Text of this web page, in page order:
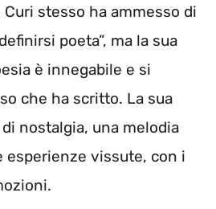
stesso ha ammesso di
poeta”, ma la sua
è innegabile e si
che ha scritto. La sua
nostalgia, una melodia
esperienze vissute, con i